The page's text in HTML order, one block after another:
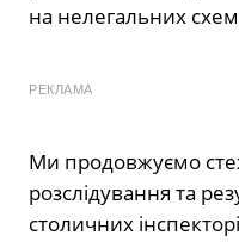
на нелегальних
РЕКЛАМА
Ми продовжуємо
розслідування та
столичних